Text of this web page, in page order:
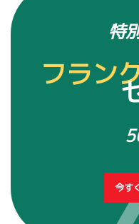
特
フラン
今す